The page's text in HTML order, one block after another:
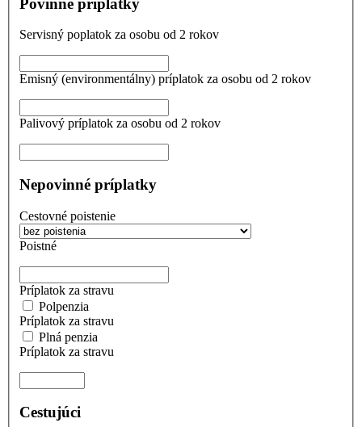
Servisný poplatok za osobu od 2 rokov
Emisný (environmentálny) príplatok za osobu od 2 rokov
Palivový príplatok za osobu od 2 rokov
Nepovinné príplatky
Cestovné poistenie
Poistné
Príplatok za stravu
Polpenzia
Príplatok za stravu
Plná penzia
Príplatok za stravu
Cestujúci